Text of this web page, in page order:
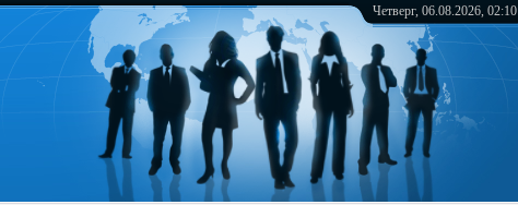
Четверг, 06.08.2026, 02:10